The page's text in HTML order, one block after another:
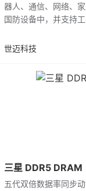
器人、通信、网络、
国防设备中，并支持
世迈科技
三星 DDR5 DRAM
五代双倍数据率同步